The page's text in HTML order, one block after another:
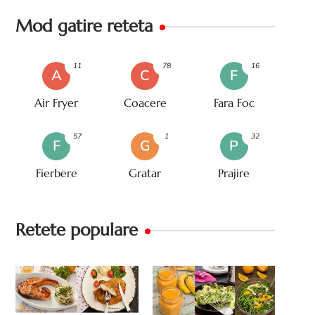
Mod gatire reteta
A
Air Fryer
11
C
Coacere
78
F
Fara Foc
16
F
Fierbere
57
G
Gratar
1
P
Prajire
32
Retete populare